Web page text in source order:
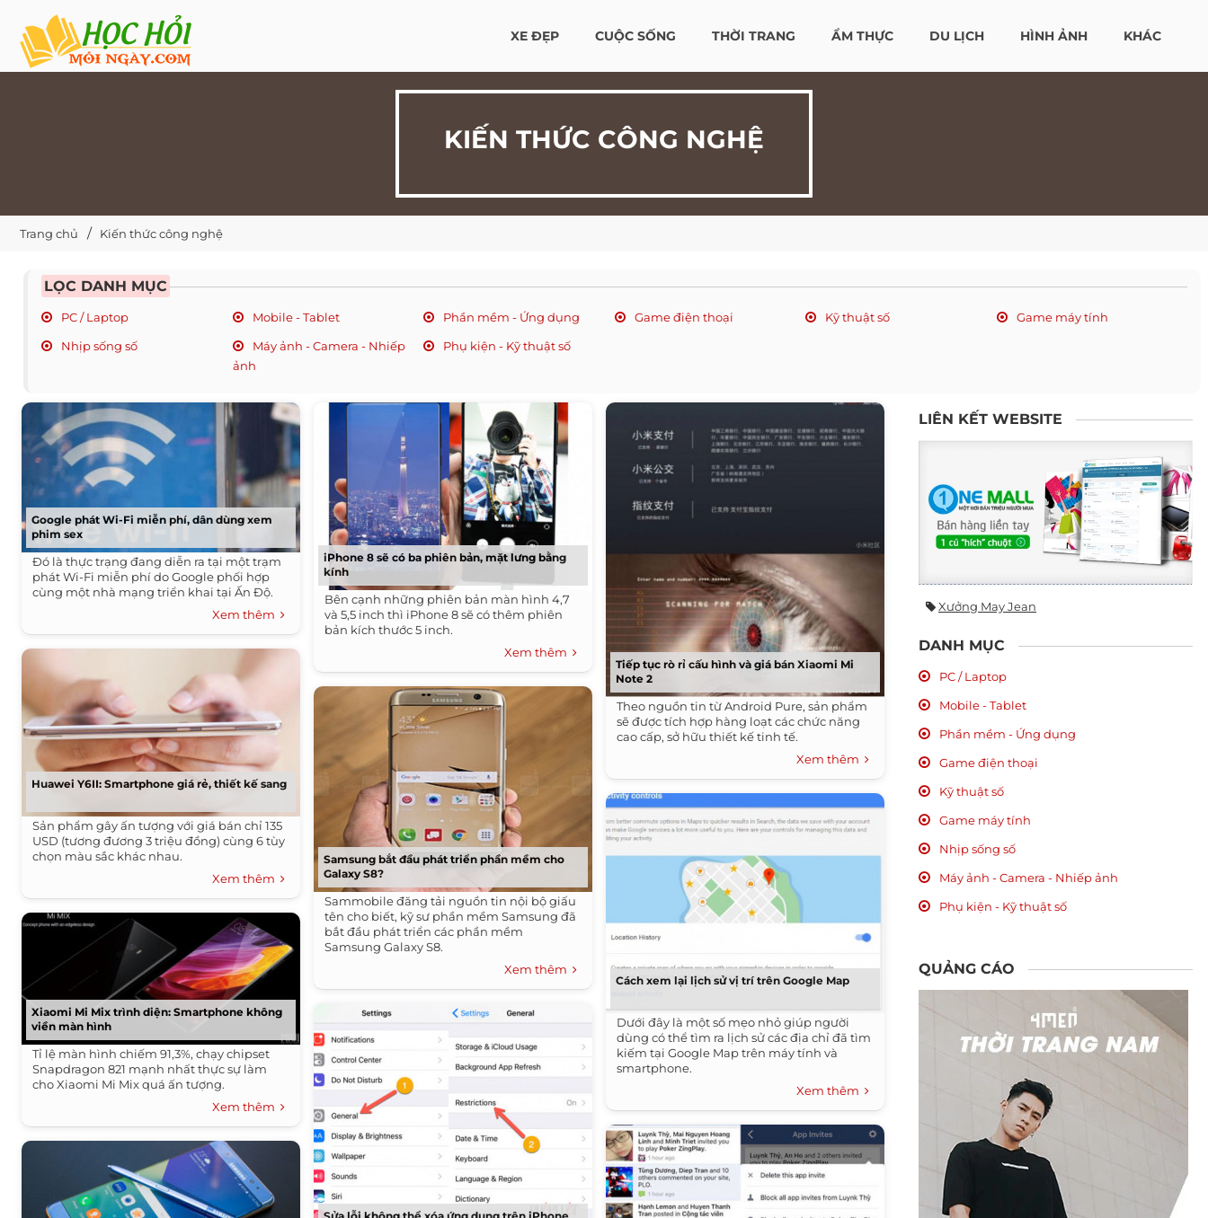
XE ĐẸP CUỘC SỐNG THỜI TRANG ẨM THỰC DU LỊCH HÌNH ẢNH KHÁC
KIẾN THỨC CÔNG NGHỆ
Trang chủ Kiến thức công nghệ
LỌC DANH MỤC
PC / Laptop Mobile - Tablet Phần mềm - Ứng dụng Game điện thoại Kỹ thuật số
Game máy tính
Nhịp sống số
Máy ảnh - Camera - Nhiếp
ảnh
Phụ kiện - Kỹ thuật số
Google phát Wi-Fi miễn phí, dân dùng xem
phim sex
Đó là thực trạng đang diễn ra tại một trạm
phát Wi-Fi miễn phí do Google phối hợp
cùng một nhà mạng triển khai tại Ấn Độ.
Xem thêm
Huawei Y6II: Smartphone giá rẻ, thiết kế sang
Sản phẩm gây ấn tượng với giá bán chỉ 135
USD (tương đương 3 triệu đồng) cùng 6 tùy
chọn màu sắc khác nhau.
Xem thêm
Xiaomi Mi Mix trình diện: Smartphone không
viền màn hình
Tỉ lệ màn hình chiếm 91,3%, chạy chipset
Snapdragon 821 mạnh nhất thực sự làm
cho Xiaomi Mi Mix quá ấn tượng.
Xem thêm
iPhone 8 sẽ có ba phiên bản, mặt lưng bằng
kính
Bên cạnh những phiên bản màn hình 4,7
và 5,5 inch thì iPhone 8 sẽ có thêm phiên
bản kích thước 5 inch.
Xem thêm
Samsung bắt đầu phát triển phần mềm cho
Galaxy S8?
Sammobile đăng tải nguồn tin nội bộ giấu
tên cho biết, kỹ sư phần mềm Samsung đã
bắt đầu phát triển các phần mềm
Samsung Galaxy S8.
Xem thêm
Tiếp tục rò rỉ cấu hình và giá bán Xiaomi Mi
Note 2
Theo nguồn tin từ Android Pure, sản phẩm
sẽ được tích hợp hàng loạt các chức năng
cao cấp, sở hữu thiết kế tinh tế.
Xem thêm
Cách xem lại lịch sử vị trí trên Google Map
Dưới đây là một số mẹo nhỏ giúp người
dùng có thể tìm ra lịch sử các địa chỉ đã tìm
kiếm tại Google Map trên máy tính và
smartphone.
Xem thêm
LIÊN KẾT WEBSITE
Xưởng May Jean
DANH MỤC
PC / Laptop
Mobile - Tablet
Phần mềm - Ứng dụng
Game điện thoại
Kỹ thuật số
Game máy tính
Nhịp sống số
Máy ảnh - Camera - Nhiếp ảnh
Phụ kiện - Kỹ thuật số
QUẢNG CÁO